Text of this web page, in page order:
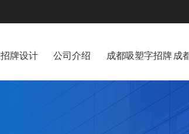
牌设计 公司介绍 成都吸塑字招牌 成